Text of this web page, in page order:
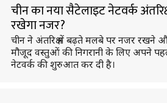
चीन का नया सैटेलाइट नेटवर्क
रखेगा नजर?
चीन ने अंतरिक्ष में बढ़ते मलबे पर नजर
मौजूद वस्तुओं की निगरानी के लिए अपने
नेटवर्क की शुरुआत कर दी है।